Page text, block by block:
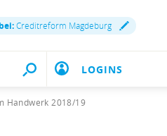
Creditreform Magdeburg
LOGINS
Handwerk 2018/19